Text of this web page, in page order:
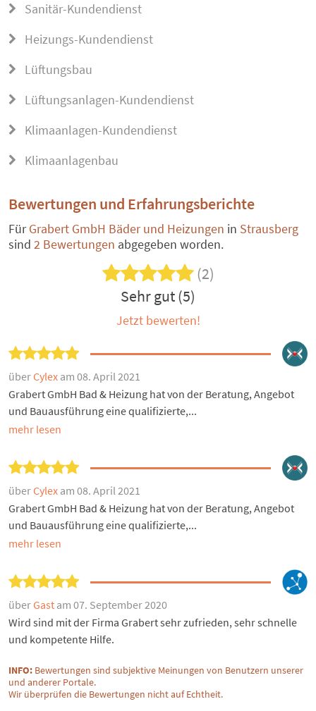
Sanitär-Kundendienst
Heizungs-Kundendienst
Lüftungsbau
Lüftungsanlagen-Kundendienst
Klimaanlagen-Kundendienst
Klimaanlagenbau
Bewertungen und Erfahrungsberichte
FürGrabert GmbH Bäder und Heizungen in Strausberg
sind 2 Bewertungen abgegeben worden.
(2)
Sehr gut (5)
Jetzt bewerten!
überCylex am 08. April 2021
Grabert GmbH Bad & Heizung hat von der Beratung, Angebot
und Bauausführung eine qualifizierte,...
mehr lesen
überCylex am 08. April 2021
Grabert GmbH Bad & Heizung hat von der Beratung, Angebot
und Bauausführung eine qualifizierte,...
mehr lesen
überGast am 07. September 2020
Wird sind mit der Firma Grabert sehr zufrieden, sehr schnelle
und kompetente Hilfe.
INFO: Bewertungen sind subjektive Meinungen von Benutzern unserer
und anderer Portale.
Wir überprüfen die Bewertungen nicht auf Echtheit.